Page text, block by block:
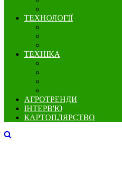
ТЕХНОЛОГІЇ
ТЕХНІКА
АГРОТРЕНДИ
ІНТЕРВ'Ю
КАРТОПЛЯРСТВО